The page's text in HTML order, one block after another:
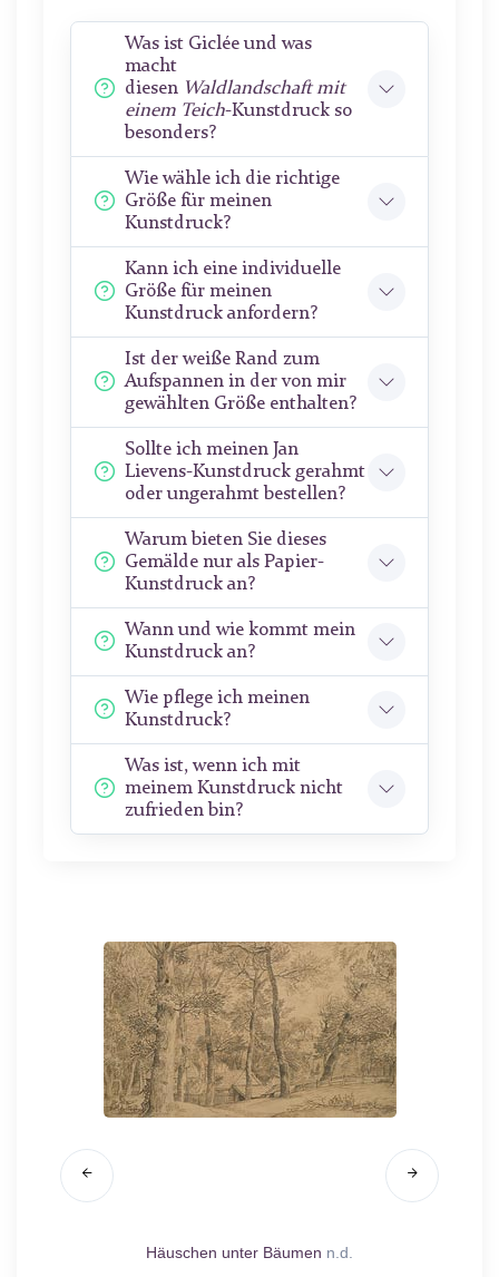
Was ist Giclée und was
macht
diesen Waldlandschaft mit
einem Teich-Kunstdruck so
besonders?
Wie wähle ich die richtige
Größe für meinen
Kunstdruck?
Kann ich eine individuelle
Größe für meinen
Kunstdruck anfordern?
Ist der weiße Rand zum
Aufspannen in der von mir
gewählten Größe enthalten?
Sollte ich meinen Jan
Lievens-Kunstdruck gerahmt
oder ungerahmt bestellen?
Warum bieten Sie dieses
Gemälde nur als Papier-
Kunstdruck an?
Wann und wie kommt mein
Kunstdruck an?
Wie pflege ich meinen
Kunstdruck?
Was ist, wenn ich mit
meinem Kunstdruck nicht
zufrieden bin?
Häuschen unter Bäumen n.d.